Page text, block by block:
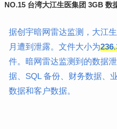
NO.15 台湾大江生医集团 3GB 数
据创宇暗网雷达监测，大江
月遭到泄露。文件大小为
件。暗网雷达监测到的数据
据、SQL 备份、财务数据、
数据和客户数据。